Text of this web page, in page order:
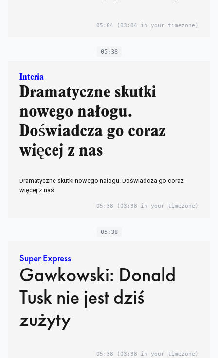
05:04 (03:04 in your timezone)
05:38
Interia
Dramatyczne skutki
nowego nałogu.
Doświadcza go coraz
więcej z nas
Dramatyczne skutki nowego nałogu. Doświadcza go coraz
więcej z nas
05:38 (03:38 in your timezone)
05:38
Super Express
Gawkowski: Donald
Tusk nie jest dziś
zużyty
05:38 (03:38 in your timezone)